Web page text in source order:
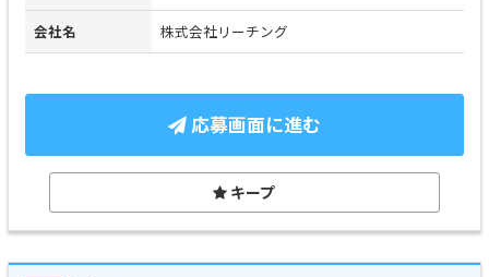
会社名 株式会社リーチング
応募画面に進む
キープ